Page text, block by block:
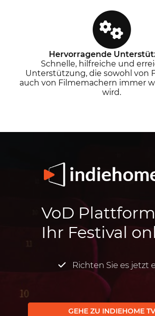
Hervorragende
Schnelle, hilfreiche und
Unterstützung, die sowohl von
auch von Filmemachern immer
wird.
VoD
Ihr Festival
Richten Sie es jetzt
GEHE ZU INDIEHOME TV